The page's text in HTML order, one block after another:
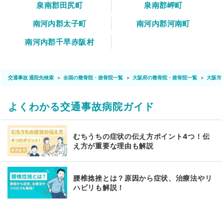
泉南郡田尻町
泉南郡岬町
南河内郡太子町
南河内郡河南町
南河内郡千早赤阪村
交通事故 通院先検索 全国の整骨院・接骨院一覧 大阪府の整骨院・接骨院一覧 大阪市
よくわかる交通事故病院ガイド
むちうちの症状の伝え方ポイント4つ！伝
え方が重要な理由も解説
腰椎捻挫とは？原因から症状、治療法やリ
ハビリも解説！